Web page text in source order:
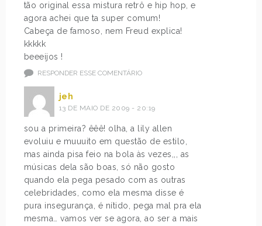
tão original essa mistura retrô e hip hop, e
agora achei que ta super comum!
Cabeça de famoso, nem Freud explica!
kkkkk
beeeijos !
RESPONDER ESSE COMENTÁRIO
jeh
13 DE MAIO DE 2009 - 20:19
sou a primeira? êêê! olha, a lily allen
evoluiu e muuuito em questão de estilo,
mas ainda pisa feio na bola às vezes,,, as
músicas dela são boas, só não gosto
quando ela pega pesado com as outras
celebridades, como ela mesma disse é
pura insegurança, é nítido, pega mal pra ela
mesma… vamos ver se agora, ao ser a mais